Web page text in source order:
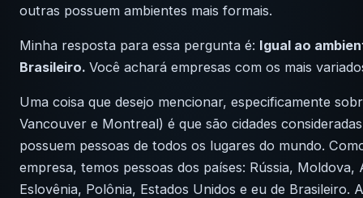
outras possuem ambientes mais formais.
Minha resposta para essa pergunta é: Igual ao
Brasileiro. Você achará empresas com os mais
Uma coisa que desejo mencionar, especificamente
Vancouver e Montreal) é que são cidades
possuem pessoas de todos os lugares do mundo.
empresa, temos pessoas dos países: Rússia, Moldova,
Eslovênia, Polônia, Estados Unidos e eu de Brasileiro.